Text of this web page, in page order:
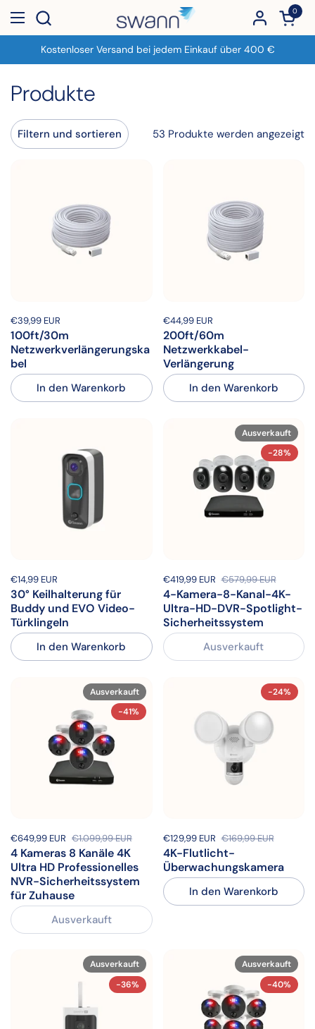
0
Menü öffnen
Kostenloser Versand bei jedem Einkauf über 400 €
Produkte
Filtern und sortieren 53 Produkte werden angezeigt
Preis:
€39,99 EUR
100ft/30m
Netzwerkverlängerungska
bel
In den Warenkorb
Preis:
€44,99 EUR
200ft/60m
Netzwerkkabel-
Verlängerung
In den Warenkorb
Preis:
€14,99 EUR
30° Keilhalterung für
Buddy und EVO Video-
Türklingeln
In den Warenkorb
Sale-Preis:
€419,99 EUR Regulärer Preis:
€579,99 EUR
4-Kamera-8-Kanal-4K-
Ultra-HD-DVR-Spotlight-
Sicherheitssystem
Ausverkauft
Ausverkauft
-28%
Sale-Preis:
€649,99 EUR Regulärer Preis:
€1.099,99 EUR
4 Kameras 8 Kanäle 4K
Ultra HD Professionelles
NVR-Sicherheitssystem
für Zuhause
Ausverkauft
Ausverkauft
-41%
Sale-Preis:
€129,99 EUR Regulärer Preis:
€169,99 EUR
4K-Flutlicht-
Überwachungskamera
In den Warenkorb
-24%
Ausverkauft
-36%
Ausverkauft
-40%